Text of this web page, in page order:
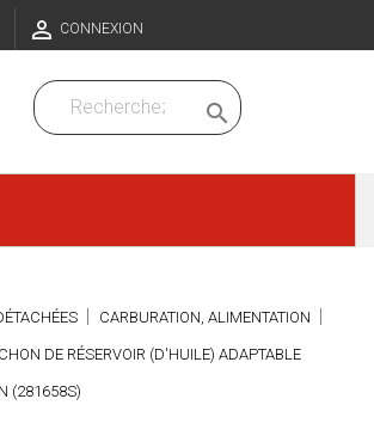
 CONNEXION

CARBURATION, ALIMENTATION
DE RÉSERVOIR (D'HUILE) ADAPTABLE
(281658S)